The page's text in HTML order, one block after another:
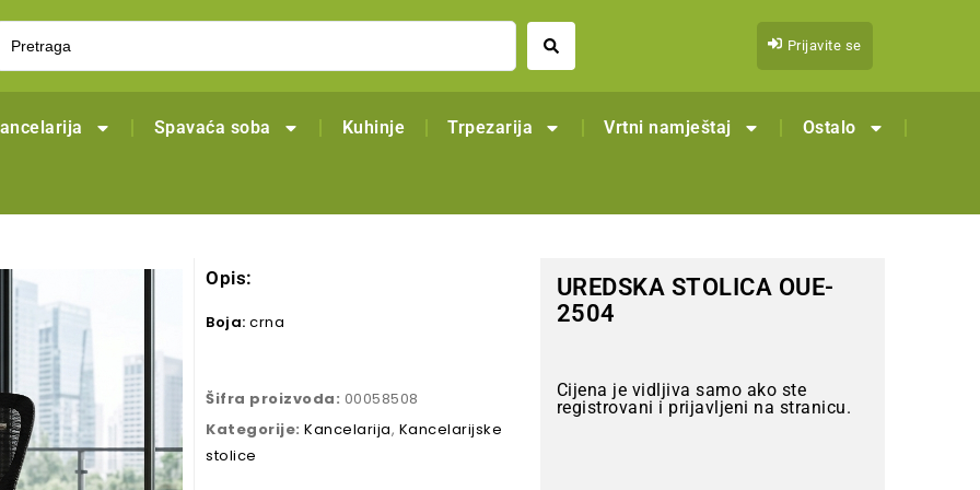
Prijavite se
Spavaća soba Kuhinje Trpezarija Vrtni namještaj Ostalo
Opis:
Boja:crna
Šifra proizvoda: 00058508
Kategorije: Kancelarija, Kancelarijske
stolice
UREDSKA STOLICA OUE-
2504
Cijena je vidljiva samo ako ste
registrovani i prijavljeni na stranicu.